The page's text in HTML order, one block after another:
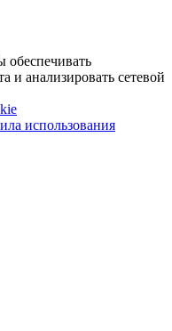
и анализировать сетевой
использования